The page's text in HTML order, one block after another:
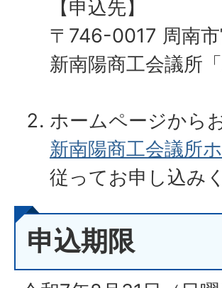
【申込先】
〒746-0017 周南
新南陽商工会議所
ホームページから
新南陽商工会議所
従ってお申し込み
申込期限